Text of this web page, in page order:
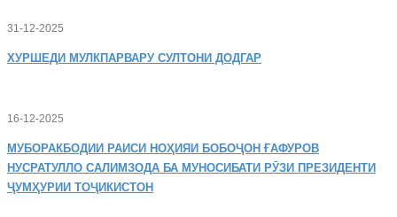
31-12-2025
ХУРШЕДИ МУЛКПАРВАРУ СУЛТОНИ ДОДГАР
16-12-2025
МУБОРАКБОДИИ РАИСИ НОҲИЯИ БОБОҶОН ҒАФУРОВ
НУСРАТУЛЛО САЛИМЗОДА БА МУНОСИБАТИ РӮЗИ ПРЕЗИДЕНТИ
ҶУМҲУРИИ ТОҶИКИСТОН